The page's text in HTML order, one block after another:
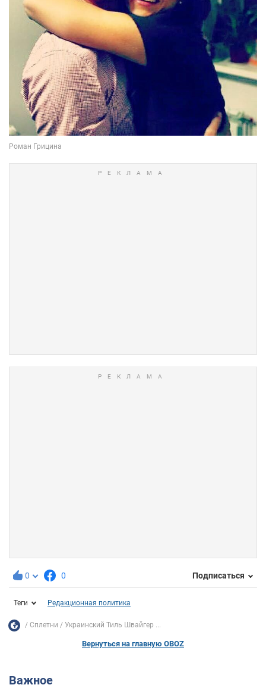
0 0 Подписаться
Теги Редакционная политика
Сплетни Украинский Тиль Швайгер ...
Вернуться на главную OBOZ
Важное